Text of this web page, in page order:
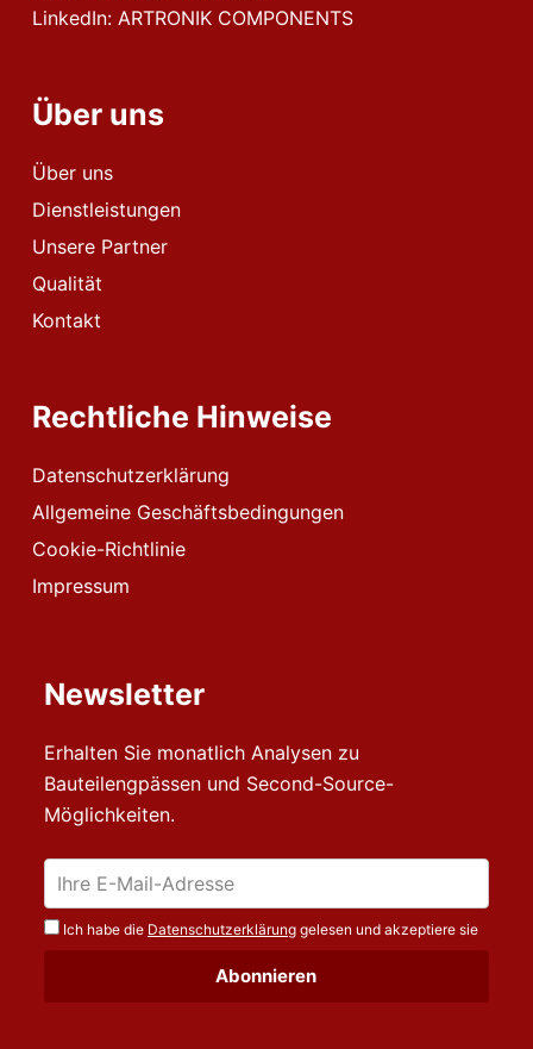
LinkedIn: ARTRONIK COMPONENTS
Über uns
Über uns
Dienstleistungen
Unsere Partner
Qualität
Kontakt
Rechtliche Hinweise
Datenschutzerklärung
Allgemeine Geschäftsbedingungen
Cookie-Richtlinie
Impressum
Newsletter
Erhalten Sie monatlich Analysen zu
Bauteilengpässen und Second-Source-
Möglichkeiten.
Ich habe die Datenschutzerklärunggelesen und akzeptiere sie